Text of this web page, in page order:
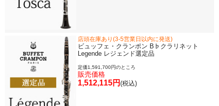
店頭在庫あり(3-5営業日以内に発送)
ビュッフェ・クランポン B♭クラリネット
Legende レジェンド選定品
定価1,591,700円のところ
販売価格
1,512,115円 (税込)